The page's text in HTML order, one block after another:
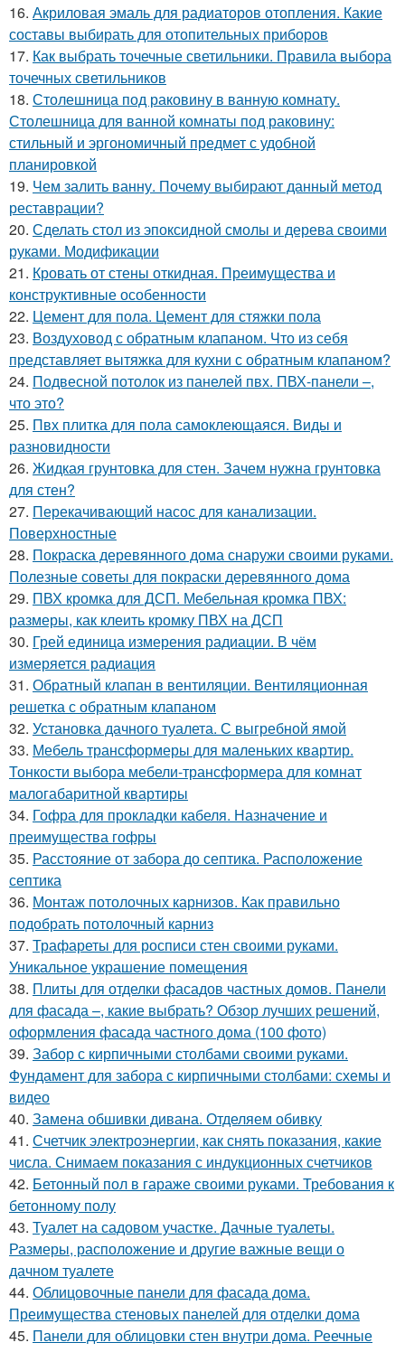
16. Акриловая эмаль для радиаторов отопления. Какие
составы выбирать для отопительных приборов
17. Как выбрать точечные светильники. Правила выбора
точечных светильников
18. Столешница под раковину в ванную комнату.
Столешница для ванной комнаты под раковину:
стильный и эргономичный предмет с удобной
планировкой
19. Чем залить ванну. Почему выбирают данный метод
реставрации?
20. Сделать стол из эпоксидной смолы и дерева своими
руками. Модификации
21. Кровать от стены откидная. Преимущества и
конструктивные особенности
22. Цемент для пола. Цемент для стяжки пола
23. Воздуховод с обратным клапаном. Что из себя
представляет вытяжка для кухни с обратным клапаном?
24. Подвесной потолок из панелей пвх. ПВХ-панели –,
что это?
25. Пвх плитка для пола самоклеющаяся. Виды и
разновидности
26. Жидкая грунтовка для стен. Зачем нужна грунтовка
для стен?
27. Перекачивающий насос для канализации.
Поверхностные
28. Покраска деревянного дома снаружи своими руками.
Полезные советы для покраски деревянного дома
29. ПВХ кромка для ДСП. Мебельная кромка ПВХ:
размеры, как клеить кромку ПВХ на ДСП
30. Грей единица измерения радиации. В чём
измеряется радиация
31. Обратный клапан в вентиляции. Вентиляционная
решетка с обратным клапаном
32. Установка дачного туалета. С выгребной ямой
33. Мебель трансформеры для маленьких квартир.
Тонкости выбора мебели-трансформера для комнат
малогабаритной квартиры
34. Гофра для прокладки кабеля. Назначение и
преимущества гофры
35. Расстояние от забора до септика. Расположение
септика
36. Монтаж потолочных карнизов. Как правильно
подобрать потолочный карниз
37. Трафареты для росписи стен своими руками.
Уникальное украшение помещения
38. Плиты для отделки фасадов частных домов. Панели
для фасада –, какие выбрать? Обзор лучших решений,
оформления фасада частного дома (100 фото)
39. Забор с кирпичными столбами своими руками.
Фундамент для забора с кирпичными столбами: схемы и
видео
40. Замена обшивки дивана. Отделяем обивку
41. Счетчик электроэнергии, как снять показания, какие
числа. Снимаем показания с индукционных счетчиков
42. Бетонный пол в гараже своими руками. Требования к
бетонному полу
43. Туалет на садовом участке. Дачные туалеты.
Размеры, расположение и другие важные вещи о
дачном туалете
44. Облицовочные панели для фасада дома.
Преимущества стеновых панелей для отделки дома
45. Панели для облицовки стен внутри дома. Реечные